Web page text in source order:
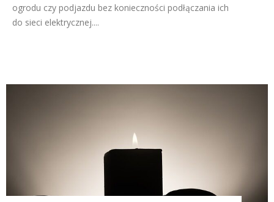
ogrodu czy podjazdu bez konieczności podłączania ich
do sieci elektrycznej....